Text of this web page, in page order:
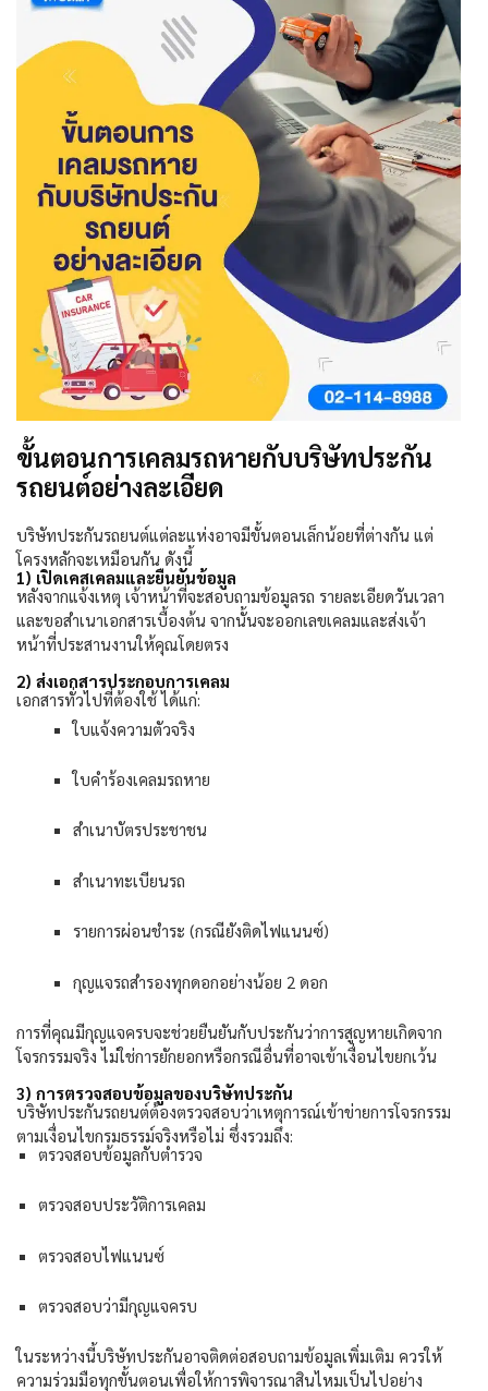
ขั้นตอนการเคลมรถหายกับบริษัทประกัน
รถยนต์อย่างละเอียด
บริษัทประกันรถยนต์แต่ละแห่งอาจมีขั้นตอนเล็กน้อยที่ต่างกัน แต่
โครงหลักจะเหมือนกัน ดังนี้
1) เปิดเคสเคลมและยืนยันข้อมูล
หลังจากแจ้งเหตุ เจ้าหน้าที่จะสอบถามข้อมูลรถ รายละเอียดวันเวลา
และขอสำเนาเอกสารเบื้องต้น จากนั้นจะออกเลขเคลมและส่งเจ้า
หน้าที่ประสานงานให้คุณโดยตรง
2) ส่งเอกสารประกอบการเคลม
เอกสารทั่วไปที่ต้องใช้ ได้แก่:
ใบแจ้งความตัวจริง
ใบคำร้องเคลมรถหาย
สำเนาบัตรประชาชน
สำเนาทะเบียนรถ
รายการผ่อนชำระ (กรณียังติดไฟแนนซ์)
กุญแจรถสำรองทุกดอกอย่างน้อย 2 ดอก
การที่คุณมีกุญแจครบจะช่วยยืนยันกับประกันว่าการสูญหายเกิดจาก
โจรกรรมจริง ไม่ใช่การยักยอกหรือกรณีอื่นที่อาจเข้าเงื่อนไขยกเว้น
3) การตรวจสอบข้อมูลของบริษัทประกัน
บริษัทประกันรถยนต์ต้องตรวจสอบว่าเหตุการณ์เข้าข่ายการโจรกรรม
ตามเงื่อนไขกรมธรรม์จริงหรือไม่ ซึ่งรวมถึง:
ตรวจสอบข้อมูลกับตำรวจ
ตรวจสอบประวัติการเคลม
ตรวจสอบไฟแนนซ์
ตรวจสอบว่ามีกุญแจครบ
ในระหว่างนี้บริษัทประกันอาจติดต่อสอบถามข้อมูลเพิ่มเติม ควรให้
ความร่วมมือทุกขั้นตอนเพื่อให้การพิจารณาสินไหมเป็นไปอย่าง